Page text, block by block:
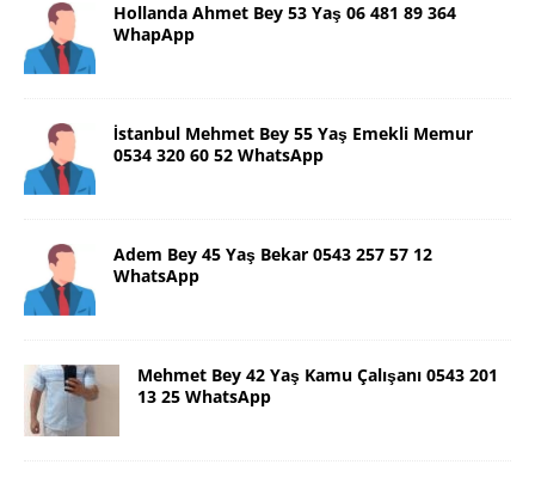
Hollanda Ahmet Bey 53 Yaş 06 481 89 364
WhapApp
İstanbul Mehmet Bey 55 Yaş Emekli Memur
0534 320 60 52 WhatsApp
Adem Bey 45 Yaş Bekar 0543 257 57 12
WhatsApp
Mehmet Bey 42 Yaş Kamu Çalışanı 0543 201
13 25 WhatsApp